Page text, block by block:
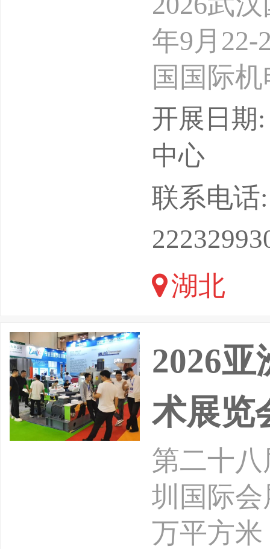
年9月22-
国国际
产业优
务部重
行（湖
游产品
器人到
业链研
开展日期
中心
联系电话
湖北
2026
术展览
第二十八
圳国际
万平方